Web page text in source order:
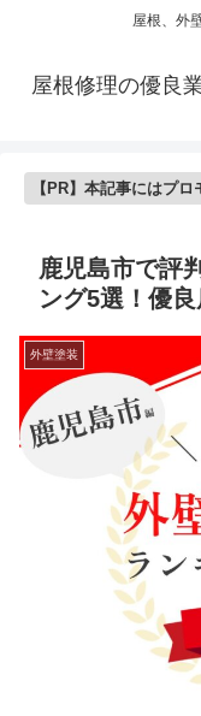
屋根、外
屋根修理の優良
【PR】本記事にはプ
鹿児島市で評
ング5選！優
外壁塗装